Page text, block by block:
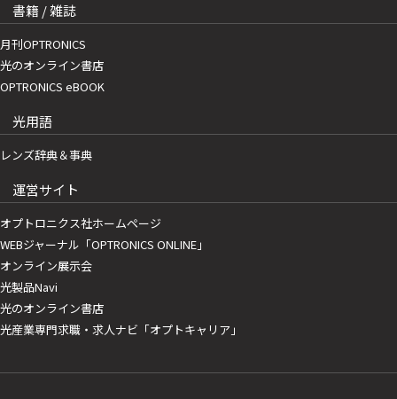
書籍 / 雑誌
月刊OPTRONICS
光のオンライン書店
OPTRONICS eBOOK
光用語
レンズ辞典＆事典
運営サイト
オプトロニクス社ホームページ
WEBジャーナル「OPTRONICS ONLINE」
オンライン展示会
光製品Navi
光のオンライン書店
光産業専門求職・求人ナビ「オプトキャリア」